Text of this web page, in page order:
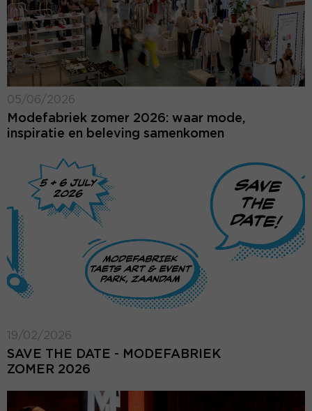
05/06/2026
Modefabriek zomer 2026: waar mode,
inspiratie en beleving samenkomen
19/02/2026
SAVE THE DATE - MODEFABRIEK
ZOMER 2026